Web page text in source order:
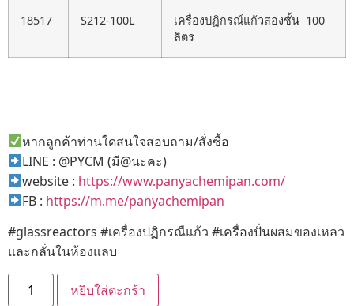
18517 S212-100L
เครื่องปฏิกรณ์แก้วสองชั้น 100
ลิตร
หากลูกค้าท่านใดสนใจสอบถาม/สั่งซื้อ
LINE : @PYCM (มี@นะคะ)
website : https://www.panyachemipan.com/
FB : https://m.me/panyachemipan
#glassreactors #เครื่องปฏิกรณืแก้ว #เครื่องปั่นผสมของเหลว
และกลั่นในห้องแลบ
หยิบใส่ตะกร้า